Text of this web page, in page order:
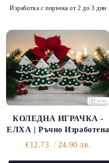
Изработка с поръчка от 2 до 3 дни
КОЛЕДНА ИГРАЧКА -
ЕЛХА | Ръчно Изработена
€12.73
24.90 лв.